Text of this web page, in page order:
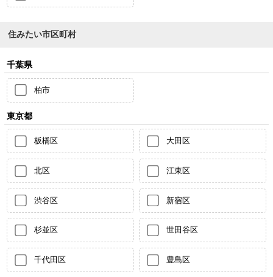
住みたい市区町村
千葉県
柏市
東京都
板橋区 大田区
北区 江東区
渋谷区 新宿区
杉並区 世田谷区
千代田区 豊島区